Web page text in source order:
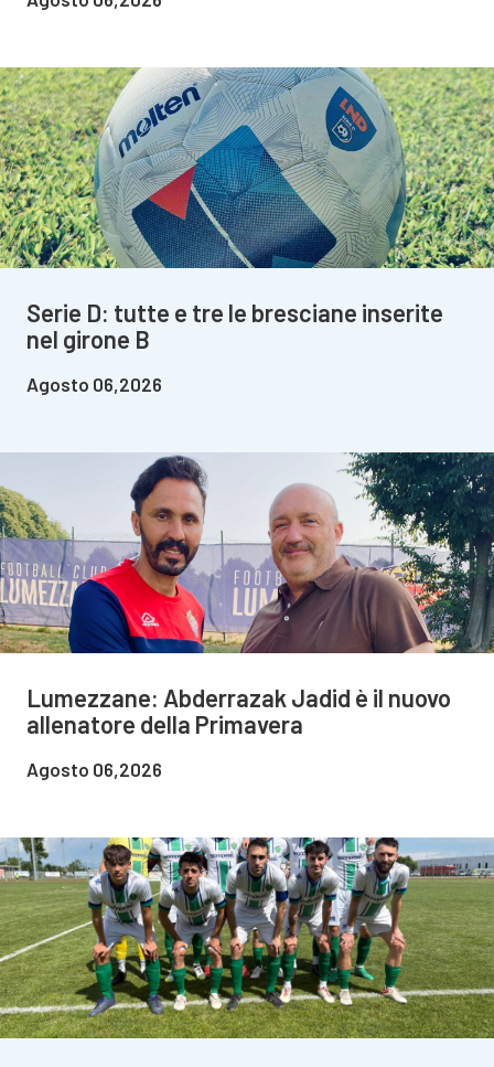
Serie D: tutte e tre le bresciane inserite
nel girone B
Agosto 06,2026
Lumezzane: Abderrazak Jadid è il nuovo
allenatore della Primavera
Agosto 06,2026